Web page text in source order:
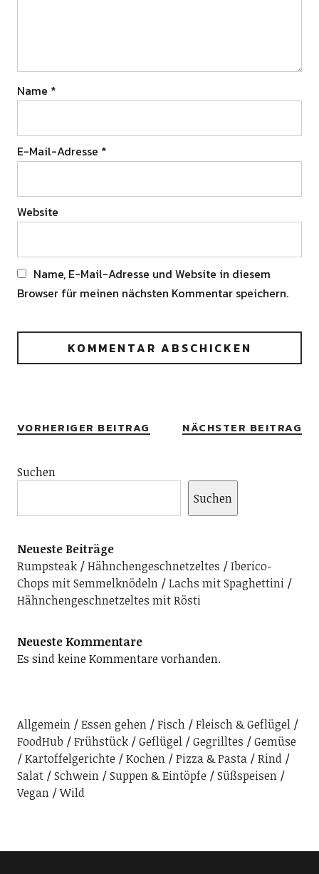
Name *
E-Mail-Adresse *
Website
Name, E-Mail-Adresse und Website in diesem
Browser für meinen nächsten Kommentar speichern.
VORHERIGER BEITRAG NÄCHSTER BEITRAG
Suchen
Suchen
Neueste Beiträge
Rumpsteak
Hähnchengeschnetzeltes
Iberico-
Chops mit Semmelknödeln
Lachs mit Spaghettini
Hähnchengeschnetzeltes mit Rösti
Neueste Kommentare
Es sind keine Kommentare vorhanden.
Allgemein Essen gehen Fisch
Fleisch & Geflügel
FoodHub
Frühstück Geflügel Gegrilltes
Gemüse
Kartoffelgerichte
Kochen Pizza & Pasta
Rind
Salat
Schwein Suppen & Eintöpfe
Süßspeisen
Vegan
Wild